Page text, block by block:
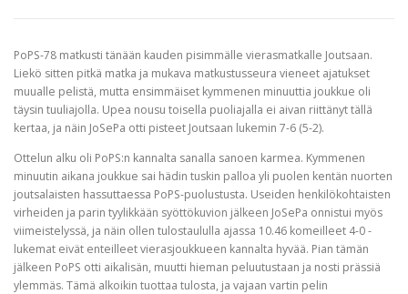
PoPS-78 matkusti tänään kauden pisimmälle vierasmatkalle Joutsaan.
Liekö sitten pitkä matka ja mukava matkustusseura vieneet ajatukset
muualle pelistä, mutta ensimmäiset kymmenen minuuttia joukkue oli
täysin tuuliajolla. Upea nousu toisella puoliajalla ei aivan riittänyt tällä
kertaa, ja näin JoSePa otti pisteet Joutsaan lukemin 7-6 (5-2).
Ottelun alku oli PoPS:n kannalta sanalla sanoen karmea. Kymmenen
minuutin aikana joukkue sai hädin tuskin palloa yli puolen kentän nuorten
joutsalaisten hassuttaessa PoPS-puolustusta. Useiden henkilökohtaisten
virheiden ja parin tyylikkään syöttökuvion jälkeen JoSePa onnistui myös
viimeistelyssä, ja näin ollen tulostaululla ajassa 10.46 komeilleet 4-0 -
lukemat eivät enteilleet vierasjoukkueen kannalta hyvää. Pian tämän
jälkeen PoPS otti aikalisän, muutti hieman peluutustaan ja nosti prässiä
ylemmäs. Tämä alkoikin tuottaa tulosta, ja vajaan vartin pelin